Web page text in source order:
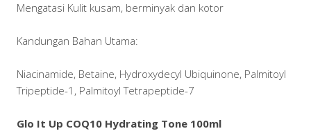
Mengatasi Kulit kusam, berminyak dan kotor
Kandungan Bahan Utama:
Niacinamide, Betaine, Hydroxydecyl Ubiquinone, Palmitoyl
Tripeptide-1, Palmitoyl Tetrapeptide-7
Glo It Up COQ10 Hydrating Tone 100ml